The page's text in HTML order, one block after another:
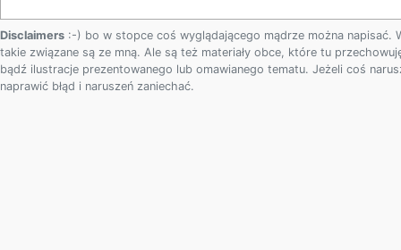
Disclaimers :-) bo w stopce coś wyglądającego mądrze można
takie związane są ze mną. Ale są też materiały obce, które tu
bądź ilustracje prezentowanego lub omawianego tematu. Jeżeli coś
naprawić błąd i naruszeń zaniechać.